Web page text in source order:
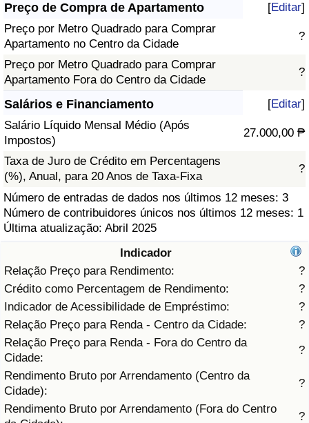
Preço de Compra de Apartamento [Editar]
Preço por Metro Quadrado para Comprar
Apartamento no Centro da Cidade
?
Preço por Metro Quadrado para Comprar
Apartamento Fora do Centro da Cidade
?
Salários e Financiamento [Editar]
Salário Líquido Mensal Médio (Após
Impostos)
27.000,00 ₱
Taxa de Juro de Crédito em Percentagens
(%), Anual, para 20 Anos de Taxa-Fixa
?
Número de entradas de dados nos últimos 12 meses: 3
Número de contribuidores únicos nos últimos 12 meses: 1
Última atualização: Abril 2025
Indicador
Relação Preço para Rendimento:
?
Crédito como Percentagem de Rendimento:
?
Indicador de Acessibilidade de Empréstimo:
?
Relação Preço para Renda - Centro da Cidade:
?
Relação Preço para Renda - Fora do Centro da
Cidade:
?
Rendimento Bruto por Arrendamento (Centro da
Cidade):
?
Rendimento Bruto por Arrendamento (Fora do Centro
?
Taxa do Indicador de Crime (Atual)
Indicador de Crime
Índice de criminalidade por país
Saúde
Indicador de Saúde (Atual)
Indicador de Saúde
Indicador de Saúde por País
Poluição
Indicador de Poluição (Atual)
Índice de poluição
Indicador de Poluição por País
Trânsito